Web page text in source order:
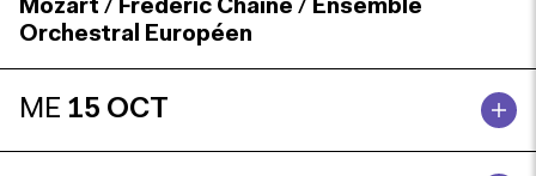
Mozart / Frédéric Chaine / Ensemble
Orchestral Européen
ME 15 OCT